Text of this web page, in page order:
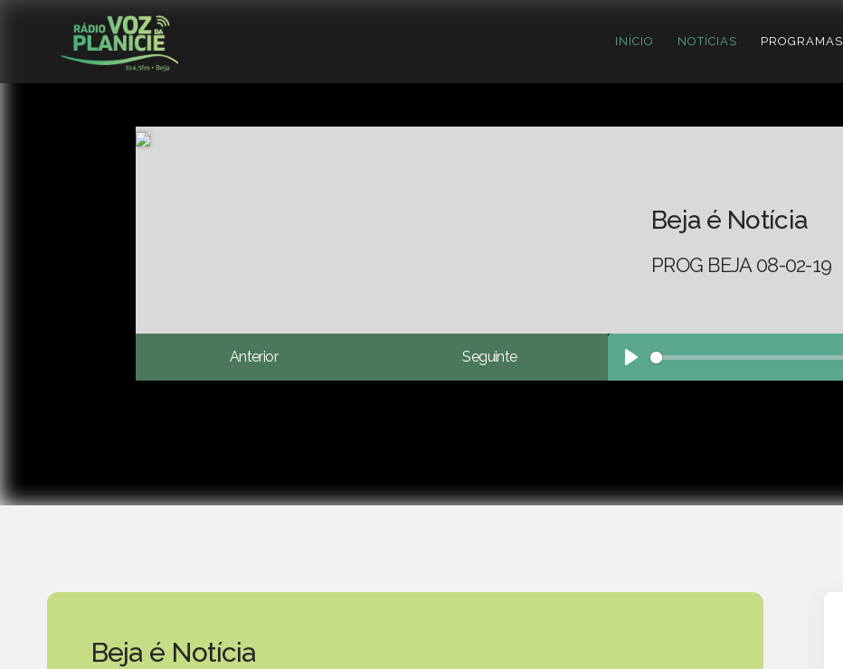
INÍCIO NOTÍCIAS PROGRAMAS
Beja é Notícia
PROG BEJA 08-02-19
Anterior Seguinte
Play
Beja é Notícia